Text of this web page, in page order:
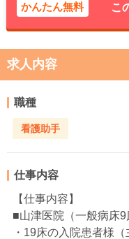
かんたん無料 こ
求人内容
職種
看護助手
仕事内容
【仕事内容】
■山津医院（一般病
・19床の入院患者様